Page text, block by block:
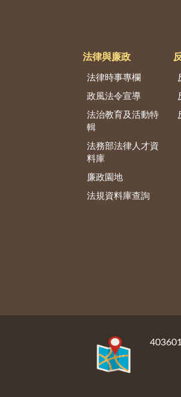
法律與廉政
法律時事專欄
政風法令宣導
法治教育及活動特
輯
法務部法律人才資
料庫
廉政園地
法規資料庫查詢